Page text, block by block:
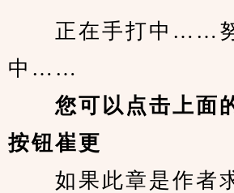
正在手打中……努
中……
您可以点击上面
按钮崔更
如果此章是作者